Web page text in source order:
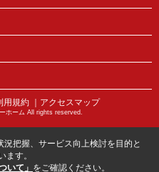
用規約 ｜アクセスマップ
ホーム All rights reserved.
把握、サービス向上検討を目的と
ます。
いて」 をご確認ください。